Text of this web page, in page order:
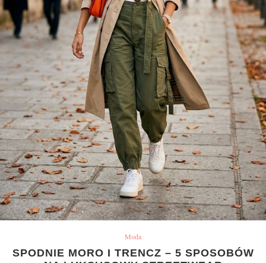
Moda
SPODNIE MORO I TRENCZ – 5 SPOSOBÓW